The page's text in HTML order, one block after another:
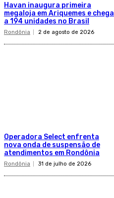
Havan inaugura primeira
megaloja em Ariquemes e chega
a 194 unidades no Brasil
Rondônia 2 de agosto de 2026
Operadora Select enfrenta
nova onda de suspensão de
atendimentos em Rondônia
Rondônia 31 de julho de 2026